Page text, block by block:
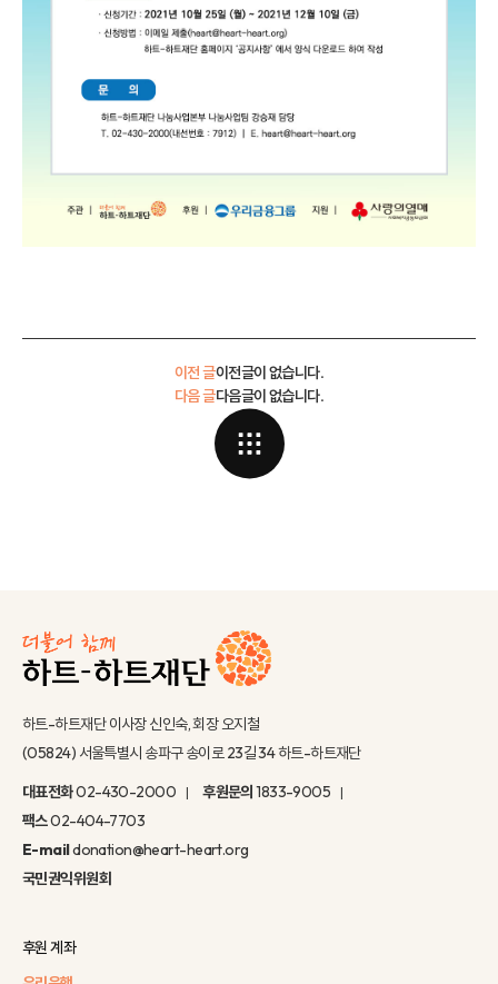
이전 글이전글이 없습니다.
다음글이 없습니다.
다음 글
하트-하트재단 이사장 신인숙, 회장 오지철
(05824) 서울특별시 송파구 송이로 23길 34 하트-하트재단
대표전화02-430-2000 후원문의 1833-9005
팩스02-404-7703
E-maildonation@heart-heart.org
국민권익위원회
후원 계좌